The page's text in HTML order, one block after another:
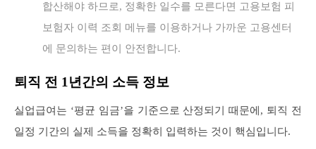
합산해야 하므로, 정확한 일수를 모른다면 고용보험 피
보험자 이력 조회 메뉴를 이용하거나 가까운 고용센터
에 문의하는 편이 안전합니다.
퇴직 전 1년간의 소득 정보
실업급여는 ‘평균 임금’을 기준으로 산정되기 때문에, 퇴직 전
일정 기간의 실제 소득을 정확히 입력하는 것이 핵심입니다.